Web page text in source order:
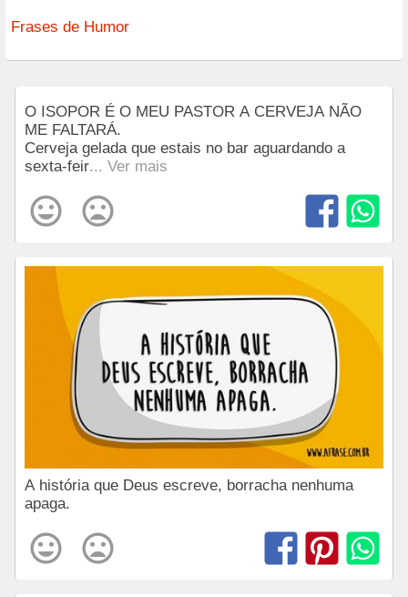
Frases de Humor
O ISOPOR É O MEU PASTOR A CERVEJA NÃO
ME FALTARÁ.
Cerveja gelada que estais no bar aguardando a
sexta-feir... Ver mais
A história que Deus escreve, borracha nenhuma
apaga.